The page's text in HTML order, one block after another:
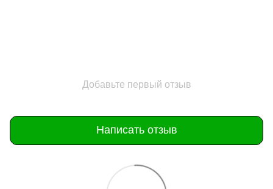
Добавьте первый отзыв
Написать отзыв